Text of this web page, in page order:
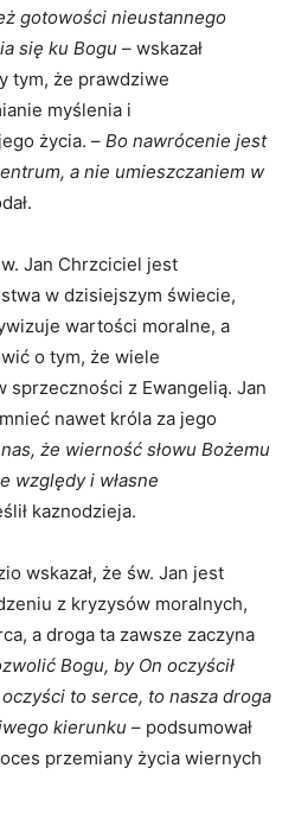
gotowości nieustannego
się ku Bogu – wskazał
tym, że prawdziwe
myślenia i
życia. – Bo nawrócenie jest
a nie umieszczaniem w
Jan Chrzciciel jest
w dzisiejszym świecie,
wartości moralne, a
o tym, że wiele
sprzeczności z Ewangelią. Jan
nawet króla za jego
że wierność słowu Bożemu
względy i własne
kaznodzieja.
wskazał, że św. Jan jest
z kryzysów moralnych,
a droga ta zawsze zaczyna
Bogu, by On oczyścił
to serce, to nasza droga
kierunku – podsumował
przemiany życia wiernych